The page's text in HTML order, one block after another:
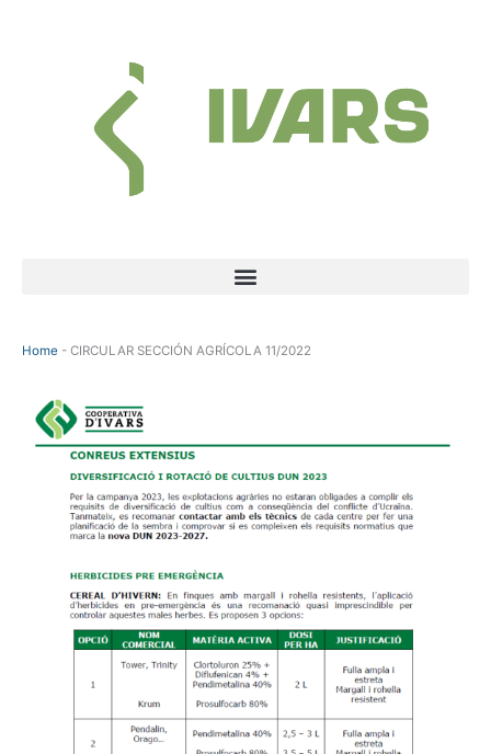
Menu
Home - CIRCULAR SECCIÓN AGRÍCOLA 11/2022